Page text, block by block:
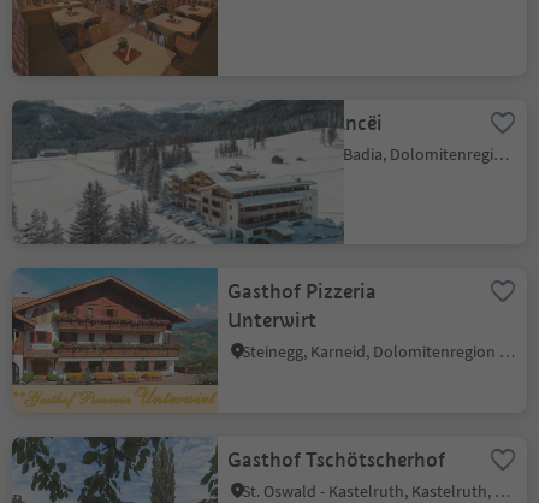
Hotel Gran Ancëi
San Cassiano, Badia, Dolomitenregion Alta Badia
Gasthof Pizzeria
Unterwirt
Steinegg, Karneid, Dolomitenregion Eggental
Gasthof Tschötscherhof
St. Oswald - Kastelruth, Kastelruth, Dolomitenregion Seiser Alm